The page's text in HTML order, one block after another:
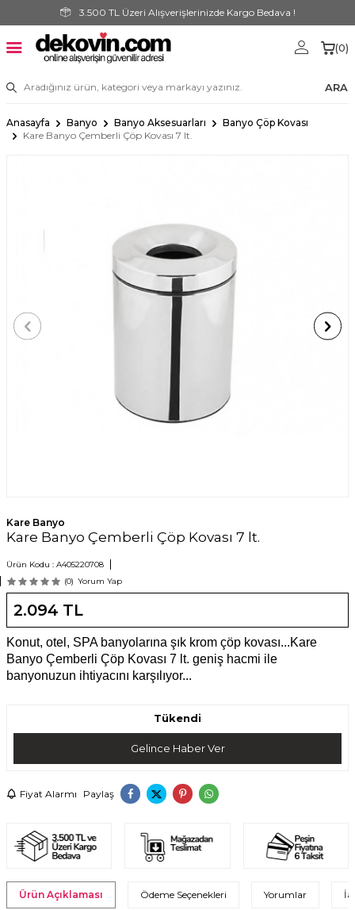
3.500 TL Üzeri Alışverişlerinizde Kargo Bedava !
ARA
(0)
Anasayfa Banyo Banyo Aksesuarları
Banyo Çöp Kovası
Kare Banyo Çemberli Çöp Kovası 7 lt.
Kare Banyo
Kare Banyo Çemberli Çöp Kovası 7 lt.
Ürün Kodu : A405220708
(0) Yorum Yap
2.094 TL
Konut, otel, SPA banyolarına şık krom çöp kovası...Kare
Banyo Çemberli Çöp Kovası 7 lt. geniş hacmi ile
banyonuzun ihtiyacını karşılıyor...
Tükendi
Gelince Haber Ver
Fiyat Alarmı Paylaş
Ürün Açıklaması Ödeme Seçenekleri Yorumlar